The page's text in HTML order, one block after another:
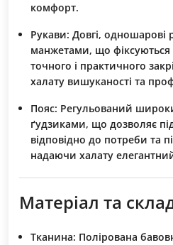
комфорт.
Рукави: Довгі, одношарові
манжетами, що
точного і практичного
халату вишуканості та
Пояс: Регульований
ґудзиками, що дозволяє
відповідно до потреби та
надаючи халату
Матеріал та
Тканина: Полірована